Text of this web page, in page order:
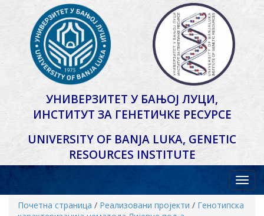
УНИВЕРЗИТЕТ У БАЊОЈ ЛУЦИ,
ИНСТИТУТ ЗА ГЕНЕТИЧКЕ РЕСУРСЕ
UNIVERSITY OF BANJA LUKA, GENETIC
RESOURCES INSTITUTE
Почетна страница / Реализовани пројекти / Генотипска